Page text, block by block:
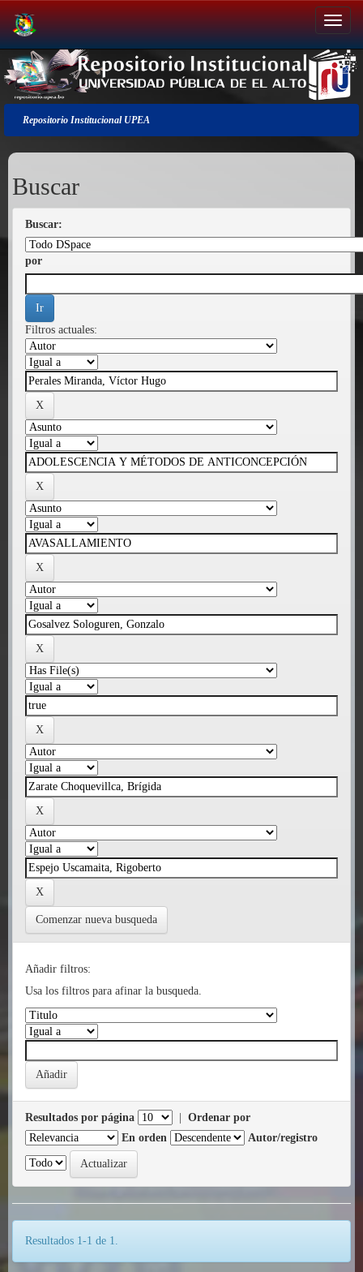
Salir
de
la
navegación
Repositorio Institucional UPEA
Buscar
Buscar:
por
Filtros actuales:
Comenzar nueva busqueda
Añadir filtros:
Usa los filtros para afinar la busqueda.
Resultados por página
Ordenar por
En orden
Autor/registro
Resultados 1-1 de 1.